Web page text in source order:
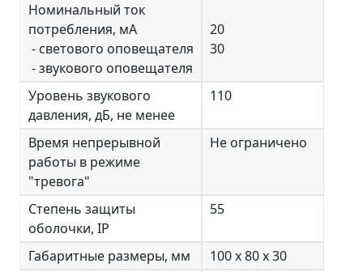
Номинальный ток
потребления, мА
- светового оповещателя
- звукового оповещателя
20
30
Уровень звукового
давления, дБ, не менее
110
Время непрерывной
работы в режиме
"тревога"
Не ограничено
Степень защиты
оболочки, IP
55
Габаритные размеры, мм
100 х 80 х 30